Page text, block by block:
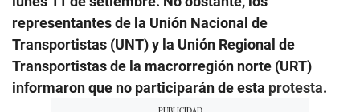
representantes de la Unión Nacional de
Transportistas (UNT) y la Unión Regional de
Transportistas de la macrorregión norte (URT)
informaron que no participarán de esta protesta.